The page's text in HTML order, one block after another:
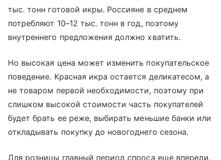
тыс. тонн готовой икры. Россияне в среднем
потребляют 10–12 тыс. тонн в год, поэтому
внутреннего предложения должно хватить.
Но высокая цена может изменить покупательское
поведение. Красная икра остается деликатесом, а
не товаром первой необходимости, поэтому при
слишком высокой стоимости часть покупателей
будет брать ее реже, выбирать меньшие банки или
откладывать покупку до новогоднего сезона.
Для розницы главный период спроса еще впереди.